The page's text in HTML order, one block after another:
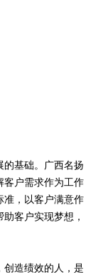
的基础。广西名扬
客户需求作为工作
准，以客户满意作
客户实现梦想，
创造绩效的人，是